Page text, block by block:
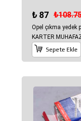
₺ 87
Opel çıkma yedek
KARTER
Sepete Ekle